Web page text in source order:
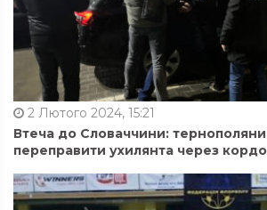
2 Лютого 2024, 15:21
Втеча до Словаччини:
переправити ухилянта через